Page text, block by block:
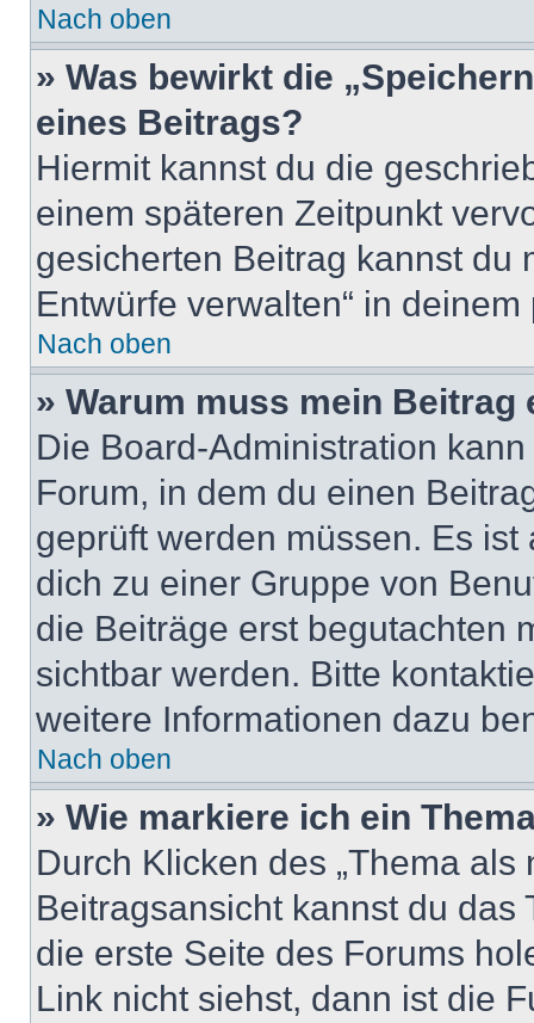
Nach oben
» Was bewirkt die
eines Beitrags?
Hiermit kannst du die
einem späteren Zeitpunkt
gesicherten Beitrag kannst du
Entwürfe verwalten“ in
Nach oben
» Warum muss mein
Die Board-Administration
Forum, in dem du einen
geprüft werden müssen. Es
dich zu einer Gruppe von
die Beiträge erst begutachten
sichtbar werden. Bitte
weitere Informationen dazu
Nach oben
» Wie markiere ich ein
Durch Klicken des „Thema
Beitragsansicht kannst du
die erste Seite des Forums
Link nicht siehst, dann ist die